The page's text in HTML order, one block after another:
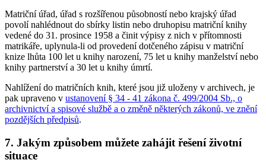
Matriční úřad, úřad s rozšířenou působností nebo krajský úřad
povolí nahlédnout do sbírky listin nebo druhopisu matriční knihy
vedené do 31. prosince 1958 a činit výpisy z nich v přítomnosti
matrikáře, uplynula-li od provedení dotčeného zápisu v matriční
knize lhůta 100 let u knihy narození, 75 let u knihy manželství nebo
knihy partnerství a 30 let u knihy úmrtí.
Nahlížení do matričních knih, které jsou již uloženy v archivech, je
pak upraveno v ustanovení § 34 - 41 zákona č. 499/2004 Sb., o
archivnictví a spisové službě a o změně některých zákonů, ve znění
pozdějších předpisů.
7. Jakým způsobem můžete zahájit řešení životní
situace